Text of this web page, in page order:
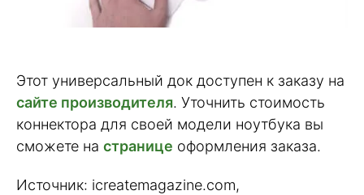
Этот универсальный док доступен к заказу на
сайте производителя. Уточнить стоимость
коннектора для своей модели ноутбука вы
сможете на странице оформления заказа.
Источник: icreatemagazine.com,